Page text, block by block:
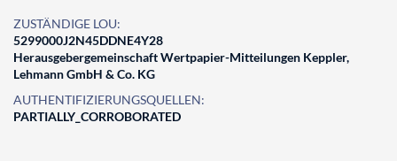
ZUSTÄNDIGE LOU:
5299000J2N45DDNE4Y28
Herausgebergemeinschaft Wertpapier-Mitteilungen Keppler,
Lehmann GmbH & Co. KG
AUTHENTIFIZIERUNGSQUELLEN:
PARTIALLY_CORROBORATED